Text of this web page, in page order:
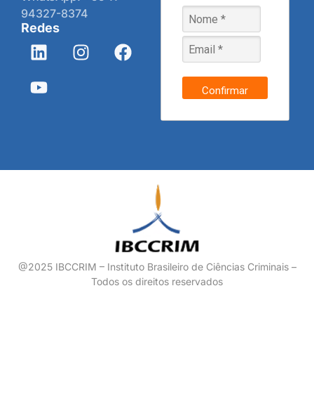
94327-8374
Redes
Confirmar
@2025 IBCCRIM – Instituto Brasileiro de Ciências Criminais –
Todos os direitos reservados